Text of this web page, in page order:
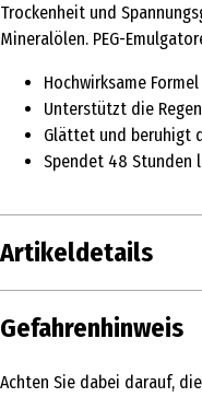
Trockenheit und
Mineralölen. PEG-
Hochwirksame
Unterstützt die
Glättet und beruhigt
Spendet 48 Stunden
Artikeldetails
Inhalt
Gefahrenhinweis
Achten Sie dabei darauf,